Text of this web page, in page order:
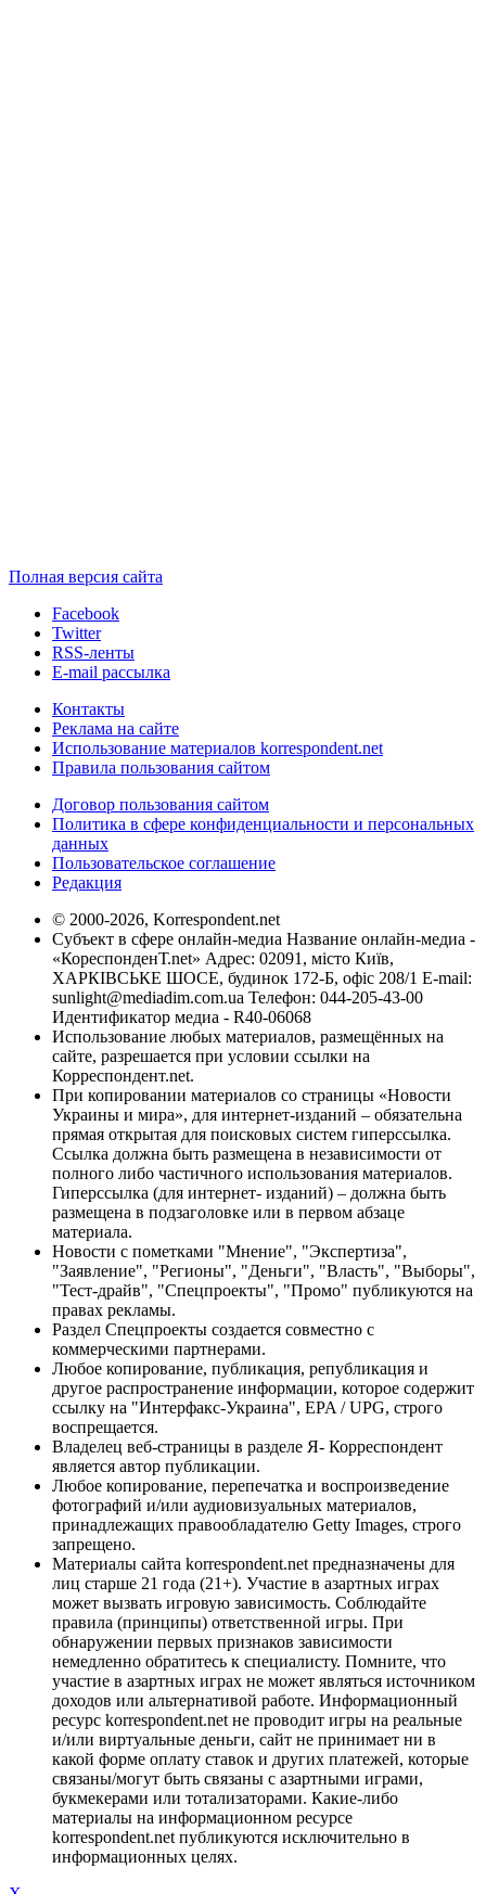
Полная версия сайта
Facebook
Twitter
RSS-ленты
E-mail рассылка
Контакты
Реклама на сайте
Использование материалов korrespondent.net
Правила пользования сайтом
Договор пользования сайтом
Политика в сфере конфиденциальности и персональных
данных
Пользовательское соглашение
Редакция
© 2000-2026, Korrespondent.net
Субъект в сфере онлайн-медиа Название онлайн-медиа -
«КореспонденТ.net» Адрес: 02091, місто Київ,
ХАРКІВСЬКЕ ШОСЕ, будинок 172-Б, офіс 208/1 E-mail:
sunlight@mediadim.com.ua Телефон: 044-205-43-00
Идентификатор медиа - R40-06068
Использование любых материалов, размещённых на
сайте, разрешается при условии ссылки на
Корреспондент.net.
При копировании материалов со страницы «Новости
Украины и мира», для интернет-изданий – обязательна
прямая открытая для поисковых систем гиперссылка.
Ссылка должна быть размещена в независимости от
полного либо частичного использования материалов.
Гиперссылка (для интернет- изданий) – должна быть
размещена в подзаголовке или в первом абзаце
материала.
Новости с пометками "Мнение", "Экспертиза",
"Заявление", "Регионы", "Деньги", "Власть", "Выборы",
"Тест-драйв", "Спецпроекты", "Промо" публикуются на
правах рекламы.
Раздел Спецпроекты создается совместно с
коммерческими партнерами.
Любое копирование, публикация, републикация и
другое распространение информации, которое содержит
ссылку на "Интерфакс-Украина", EPA / UPG, строго
воспрещается.
Владелец веб-страницы в разделе Я- Корреспондент
является автор публикации.
Любое копирование, перепечатка и воспроизведение
фотографий и/или аудиовизуальных материалов,
принадлежащих правообладателю Getty Images, строго
запрещено.
Материалы сайта korrespondent.net предназначены для
лиц старше 21 года (21+). Участие в азартных играх
может вызвать игровую зависимость. Соблюдайте
правила (принципы) ответственной игры. При
обнаружении первых признаков зависимости
немедленно обратитесь к специалисту. Помните, что
участие в азартных играх не может являться источником
доходов или альтернативой работе. Информационный
ресурс korrespondent.net не проводит игры на реальные
и/или виртуальные деньги, сайт не принимает ни в
какой форме оплату ставок и других платежей, которые
связаны/могут быть связаны с азартными играми,
букмекерами или тотализаторами. Какие-либо
материалы на информационном ресурсе
korrespondent.net публикуются исключительно в
информационных целях.